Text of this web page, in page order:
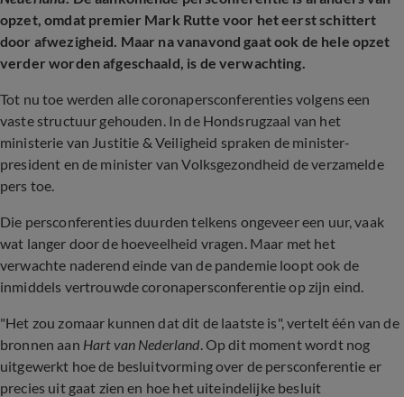
opzet, omdat premier Mark Rutte voor het eerst schittert
door afwezigheid. Maar na vanavond gaat ook de hele opzet
verder worden afgeschaald, is de verwachting.
Tot nu toe werden alle coronapersconferenties volgens een
vaste structuur gehouden. In de Hondsrugzaal van het
ministerie van Justitie & Veiligheid spraken de minister-
president en de minister van Volksgezondheid de verzamelde
pers toe.
Die persconferenties duurden telkens ongeveer een uur, vaak
wat langer door de hoeveelheid vragen. Maar met het
verwachte naderend einde van de pandemie loopt ook de
inmiddels vertrouwde coronapersconferentie op zijn eind.
"Het zou zomaar kunnen dat dit de laatste is", vertelt één van de
bronnen aan Hart van Nederland. Op dit moment wordt nog
uitgewerkt hoe de besluitvorming over de persconferentie er
precies uit gaat zien en hoe het uiteindelijke besluit